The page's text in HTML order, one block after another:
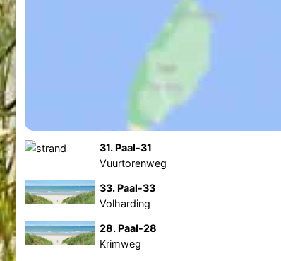
31. Paal-31
Vuurtorenweg
33. Paal-33
Volharding
28. Paal-28
Krimweg